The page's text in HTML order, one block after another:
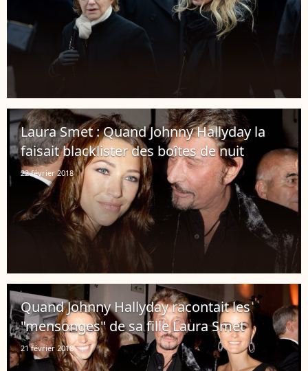
Laura Smet : Quand Johnny Hallyday la
faisait blacklister des boîtes de nuit
22 février 2018
Quand Johnny Hallyday racontait les
"mensonges" de sa fille Laura Smet
21 février 2018